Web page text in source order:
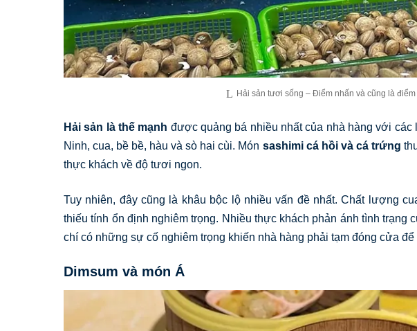
Hải sản tươi sống – Điểm nhấn và cũng là điểm
Hải sản là thế mạnh được quảng bá nhiều nhất của nhà hàng với các
Ninh, cua, bề bề, hàu và sò hai cùi. Món sashimi cá hồi và cá trứng
thực khách về độ tươi ngon.
Tuy nhiên, đây cũng là khâu bộc lộ nhiều vấn đề nhất. Chất lượng
thiếu tính ổn định nghiêm trọng. Nhiều thực khách phản ánh tình trạng
chí có những sự cố nghiêm trọng khiến nhà hàng phải tạm đóng cửa để
Dimsum và món Á